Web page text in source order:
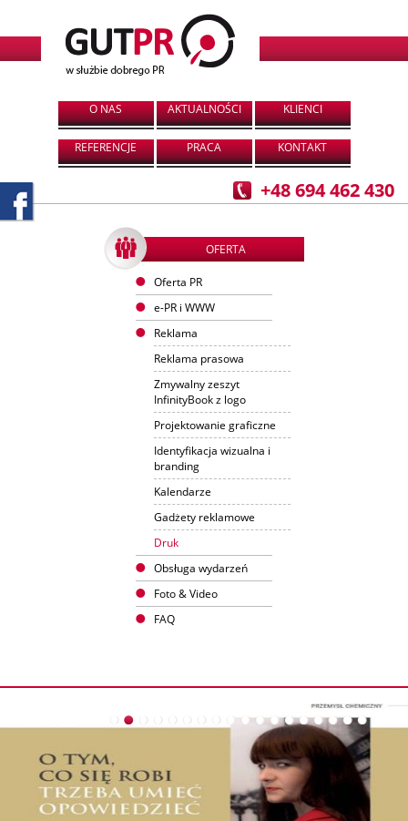
O NAS AKTUALNOŚCI KLIENCI
REFERENCJE PRACA KONTAKT
+48 694 462 430
OFERTA
Oferta PR
e-PR i WWW
Reklama
Reklama prasowa
Zmywalny zeszyt
InfinityBook z logo
Projektowanie graficzne
Identyfikacja wizualna i
branding
Kalendarze
Gadżety reklamowe
Druk
Obsługa wydarzeń
Foto & Video
FAQ